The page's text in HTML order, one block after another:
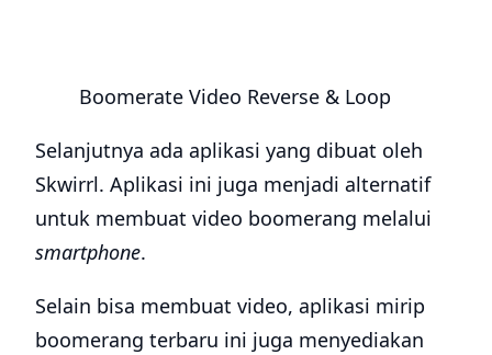
Boomerate Video Reverse & Loop
Selanjutnya ada aplikasi yang dibuat oleh
Skwirrl. Aplikasi ini juga menjadi alternatif
untuk membuat video boomerang melalui
smartphone.
Selain bisa membuat video, aplikasi mirip
boomerang terbaru ini juga menyediakan